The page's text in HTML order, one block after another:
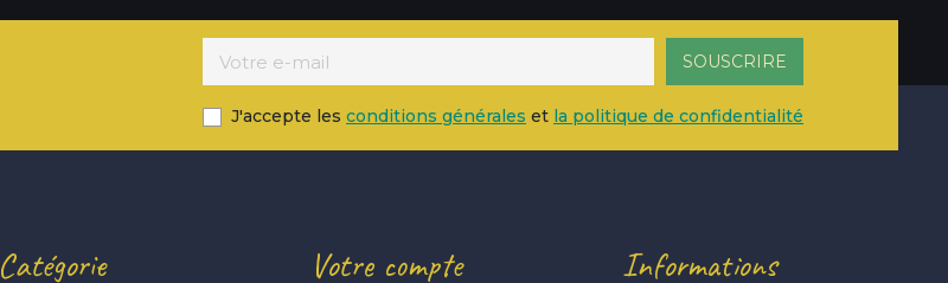
J'accepte les conditions générales et la politique de confidentialité
Votre compte
Catégorie Informations